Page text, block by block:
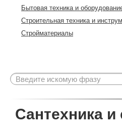
Бытовая техника и
Строительная техника и
Стройматериалы
Сантехника и